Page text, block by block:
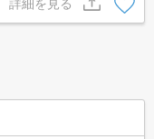
詳細を見る